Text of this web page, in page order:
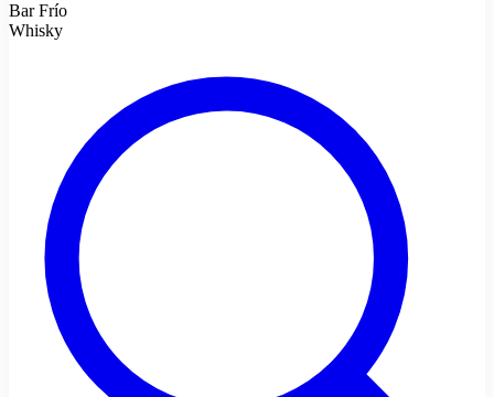
Bar Frío
Whisky